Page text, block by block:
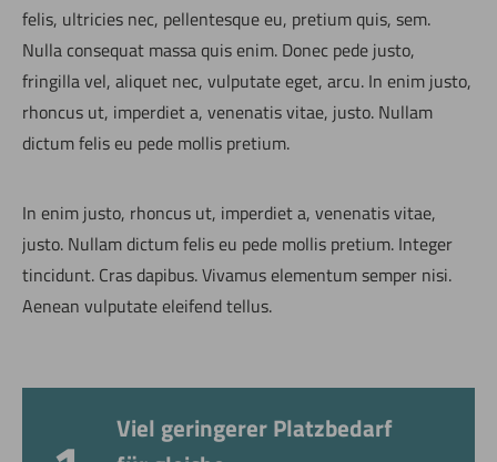
felis, ultricies nec, pellentesque eu, pretium quis, sem.
Nulla consequat massa quis enim. Donec pede justo,
fringilla vel, aliquet nec, vulputate eget, arcu. In enim justo,
rhoncus ut, imperdiet a, venenatis vitae, justo. Nullam
dictum felis eu pede mollis pretium.
In enim justo, rhoncus ut, imperdiet a, venenatis vitae,
justo. Nullam dictum felis eu pede mollis pretium. Integer
tincidunt. Cras dapibus. Vivamus elementum semper nisi.
Aenean vulputate eleifend tellus.
Viel geringerer Platzbedarf